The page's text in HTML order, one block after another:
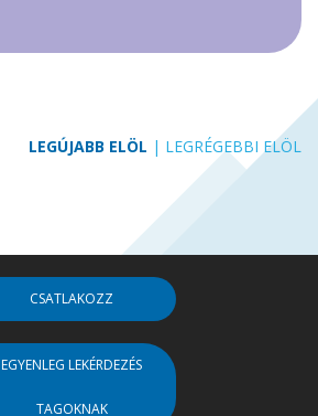
LEGÚJABB ELÖL | LEGRÉGEBBI ELÖL
CSATLAKOZZ
EGYENLEG LEKÉRDEZÉS
TAGOKNAK